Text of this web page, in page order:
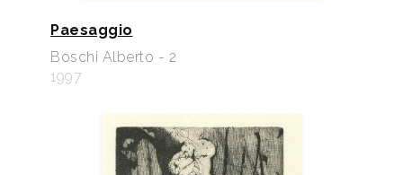
Paesaggio
Boschi Alberto - 2
1997